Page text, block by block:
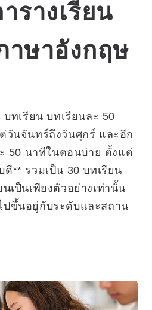
รางเรียน
าษาอังกฤษ
บทเรียน บทเรียนละ 50
วันจันทร์ถึงวันศุกร์ และอีก
50 นาทีในตอนบ่าย ตั้งแต่
** รวมเป็น 30 บทเรียน
เป็นเพียงตัวอย่างเท่านั้น
ปขึ้นอยู่กับระดับและสถาน